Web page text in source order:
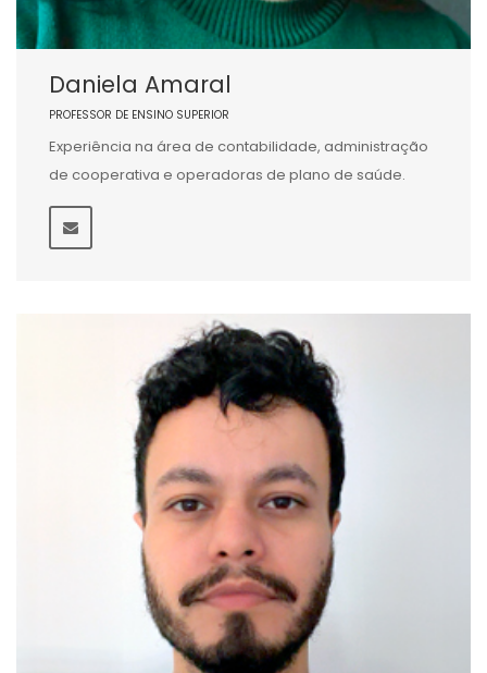
Daniela Amaral
PROFESSOR DE ENSINO SUPERIOR
Experiência na área de contabilidade, administração
de cooperativa e operadoras de plano de saúde.